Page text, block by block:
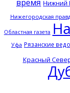
время Нижний
Нижегородская
Областная газета
Уфа Рязанские
Красный